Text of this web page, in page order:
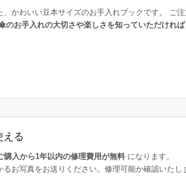
かわいい豆本サイズのお手入れブックです。 ご注
のお手入れの大切さや楽しさを知っていただけれ
える
購入から1年以内の修理費用が無料になります。
お写真をお送りください。修理可能か確認いたし